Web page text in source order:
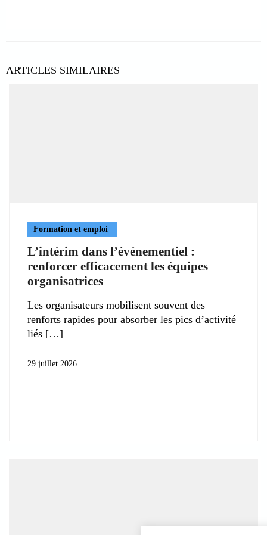
ARTICLES SIMILAIRES
Formation et emploi
L’intérim dans l’événementiel :
renforcer efficacement les équipes
organisatrices
Les organisateurs mobilisent souvent des
renforts rapides pour absorber les pics d’activité
liés
29 juillet 2026